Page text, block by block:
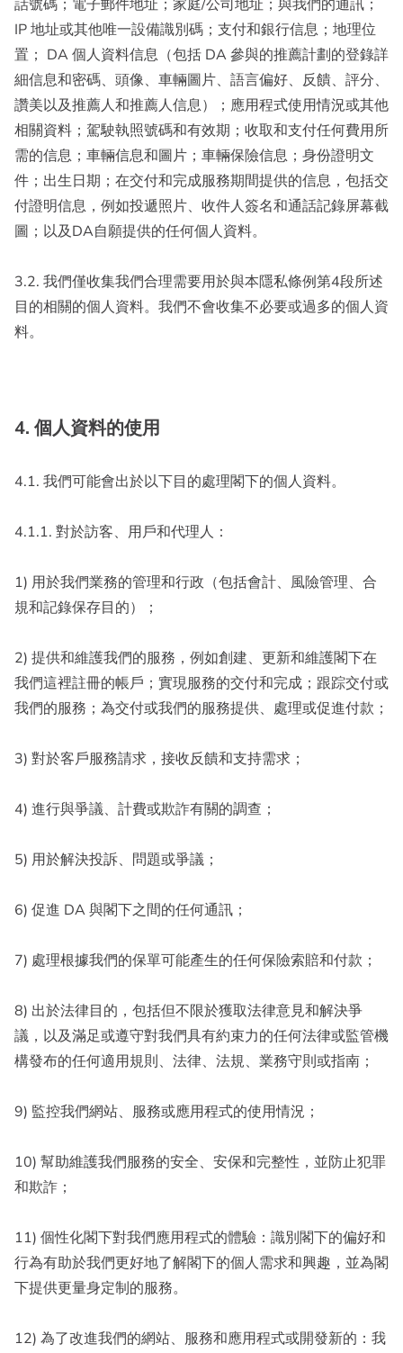
話號碼；電子郵件地址；家庭/公司地址；與我們的通訊；
IP 地址或其他唯一設備識別碼；支付和銀行信息；地理位
置； DA 個人資料信息（包括 DA 參與的推薦計劃的登錄詳
細信息和密碼、頭像、車輛圖片、語言偏好、反饋、評分、
讚美以及推薦人和推薦人信息）；應用程式使用情況或其他
相關資料；駕駛執照號碼和有效期；收取和支付任何費用所
需的信息；車輛信息和圖片；車輛保險信息；身份證明文
件；出生日期；在交付和完成服務期間提供的信息，包括交
付證明信息，例如投遞照片、收件人簽名和通話記錄屏幕截
圖；以及DA自願提供的任何個人資料。
3.2. 我們僅收集我們合理需要用於與本隱私條例第4段所述
目的相關的個人資料。我們不會收集不必要或過多的個人資
料。
4. 個人資料的使用
4.1. 我們可能會出於以下目的處理閣下的個人資料。
4.1.1. 對於訪客、用戶和代理人：
1) 用於我們業務的管理和行政（包括會計、風險管理、合
規和記錄保存目的）；
2) 提供和維護我們的服務，例如創建、更新和維護閣下在
我們這裡註冊的帳戶；實現服務的交付和完成；跟踪交付或
我們的服務；為交付或我們的服務提供、處理或促進付款；
3) 對於客戶服務請求，接收反饋和支持需求；
4) 進行與爭議、計費或欺詐有關的調查；
5) 用於解決投訴、問題或爭議；
6) 促進 DA 與閣下之間的任何通訊；
7) 處理根據我們的保單可能產生的任何保險索賠和付款；
8) 出於法律目的，包括但不限於獲取法律意見和解決爭
議，以及滿足或遵守對我們具有約束力的任何法律或監管機
構發布的任何適用規則、法律、法規、業務守則或指南；
9) 監控我們網站、服務或應用程式的使用情況；
10) 幫助維護我們服務的安全、安保和完整性，並防止犯罪
和欺詐；
11) 個性化閣下對我們應用程式的體驗：識別閣下的偏好和
行為有助於我們更好地了解閣下的個人需求和興趣，並為閣
下提供更量身定制的服務。
12) 為了改進我們的網站、服務和應用程式或開發新的：我